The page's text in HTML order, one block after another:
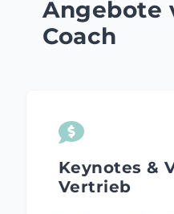
Angebote
Coach
Keynotes &
Vertrieb